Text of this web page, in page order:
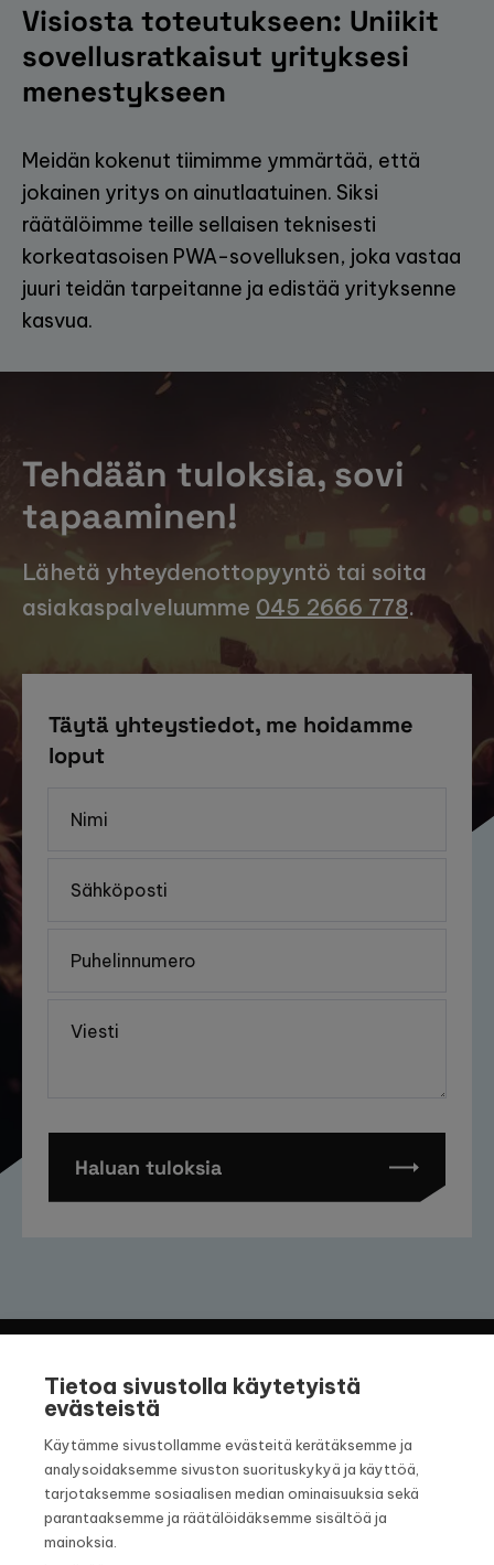
Visiosta toteutukseen: Uniikit
sovellusratkaisut yrityksesi
menestykseen
Meidän kokenut tiimimme ymmärtää, että
jokainen yritys on ainutlaatuinen. Siksi
räätälöimme teille sellaisen teknisesti
korkeatasoisen PWA-sovelluksen, joka vastaa
juuri teidän tarpeitanne ja edistää yrityksenne
kasvua.
Tehdään tuloksia, sovi
tapaaminen!
Lähetä yhteydenottopyyntö tai soita
asiakaspalveluumme 045 2666 778.
Täytä yhteystiedot, me hoidamme
loput
Haluan tuloksia
Sinikalliontie 18 A
Tietoa sivustolla käytetyistä
evästeistä
Käytämme sivustollamme evästeitä kerätäksemme ja
analysoidaksemme sivuston suorituskykyä ja käyttöä,
tarjotaksemme sosiaalisen median ominaisuuksia sekä
parantaaksemme ja räätälöidäksemme sisältöä ja
mainoksia.